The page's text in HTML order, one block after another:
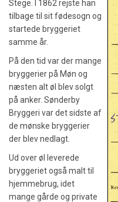
Stege. I 1862 rejste han
tilbage til sit fødesogn og
startede bryggeriet
samme år.
På den tid var der mange
bryggerier på Møn og
næsten alt øl blev solgt
på anker. Sønderby
Bryggeri var det sidste af
de mønske bryggerier
der blev nedlagt.
Ud over øl leverede
bryggeriet også malt til
hjemmebrug, idet
mange gårde og private